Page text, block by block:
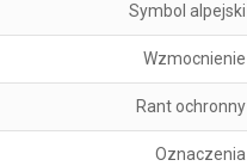
Symbol alpejski
Wzmocnienie
Rant ochronny
Oznaczenia